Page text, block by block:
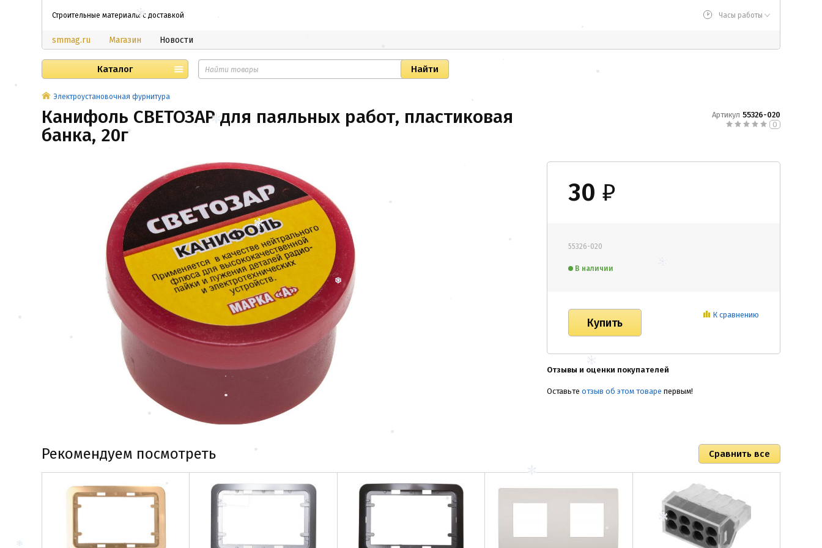
Строительные материалы с доставкой Часы работы
smmag.ru Магазин Новости
Каталог
Электроустановочная фурнитура
Канифоль СВЕТОЗАР для паяльных работ, пластиковая
банка, 20г
Артикул 55326-020
0
30 ₽
55326-020
В наличии
К сравнению
Отзывы и оценки покупателей
Оставьте отзыв об этом товаре первым!
Рекомендуем посмотреть